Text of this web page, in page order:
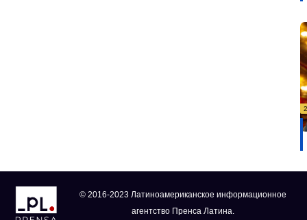
© 2016-2023 Латиноамериканское информационное
агентство Пренса Латина.